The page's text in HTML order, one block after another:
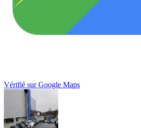
Vérifié sur Google Maps